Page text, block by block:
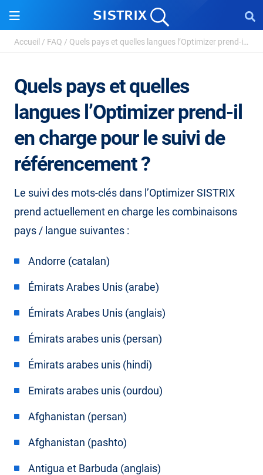
Accueil / FAQ / Quels pays et quelles langues l’Optimizer prend-il ...
Quels pays et quelles
langues l’Optimizer prend-il
en charge pour le suivi de
référencement ?
Le suivi des mots-clés dans l’Optimizer SISTRIX
prend actuellement en charge les combinaisons
pays / langue suivantes :
Andorre (catalan)
Émirats Arabes Unis (arabe)
Émirats Arabes Unis (anglais)
Émirats arabes unis (persan)
Émirats arabes unis (hindi)
Emirats arabes unis (ourdou)
Afghanistan (persan)
Afghanistan (pashto)
Antigua et Barbuda (anglais)